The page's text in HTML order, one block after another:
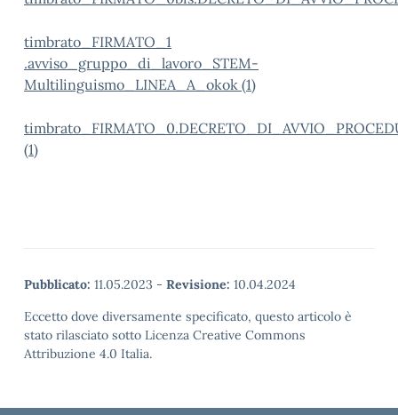
timbrato_FIRMATO_1
.avviso_gruppo_di_lavoro_STEM-
Multilinguismo_LINEA_A_okok (1)
(1)
Pubblicato: 11.05.2023 - Revisione: 10.04.2024
Eccetto dove diversamente specificato, questo articolo è
stato rilasciato sotto Licenza Creative Commons
Attribuzione 4.0 Italia.